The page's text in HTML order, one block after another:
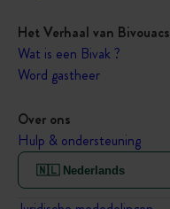
Het Verhaal van Bivouacs
Wat is een Bivak ?
Word gastheer
Over ons
Hulp & ondersteuning